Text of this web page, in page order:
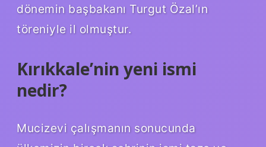
dönemin başbakanı Turgut Özal’ın
töreniyle il olmuştur.
Kırıkkale’nin yeni ismi
nedir?
Mucizevi çalışmanın sonucunda